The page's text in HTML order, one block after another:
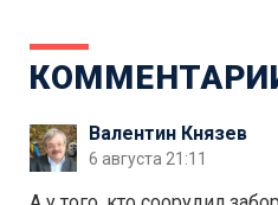
Валентин Князев
6 августа 21:11